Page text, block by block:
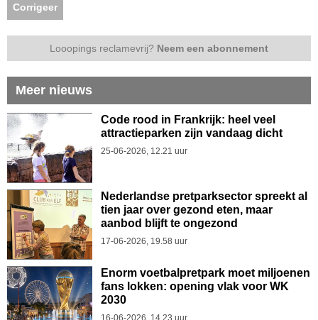
Corrigeer
Looopings reclamevrij? Neem een abonnement
Meer nieuws
Code rood in Frankrijk: heel veel
attractieparken zijn vandaag dicht
25-06-2026, 12.21 uur
Nederlandse pretparksector spreekt al
tien jaar over gezond eten, maar
aanbod blijft te ongezond
17-06-2026, 19.58 uur
Enorm voetbalpretpark moet miljoenen
fans lokken: opening vlak voor WK
2030
16-06-2026, 14.23 uur